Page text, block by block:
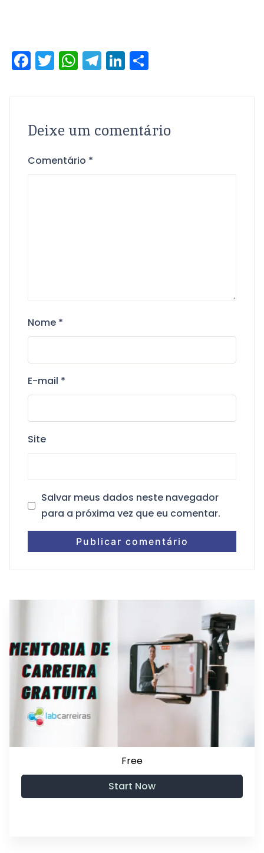
Facebook
Twitter
WhatsApp
Telegram
LinkedIn
Deixe um comentário
Comentário *
Nome *
E-mail *
Site
Salvar meus dados neste navegador
para a próxima vez que eu comentar.
Free
Start Now